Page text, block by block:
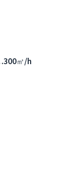
㎥/h